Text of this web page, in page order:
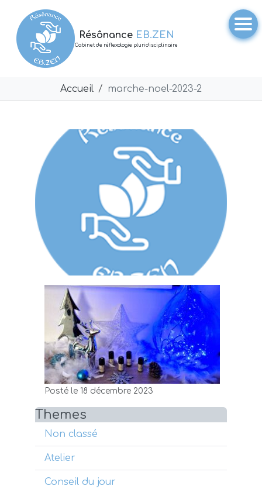
Résônance EB.ZEN
Cabinet de réflexologie pluridisciplinaire
Accueil marche-noel-2023-2
Themes
Non classé
Atelier
Conseil du jour
Posté le 18 décembre 2023